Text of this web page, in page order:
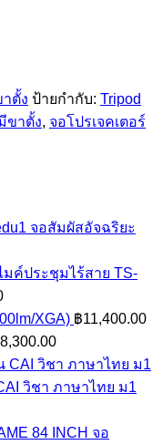
ตั้ง ป้ายกำกับ: Tripod
ขาตั้ง, จอโปรเจคเตอร์
จอสัมผัสอัจฉริยะ
มค์ประชุมไร้สาย TS-
Price
range:
฿22,000.00
through
฿24,000.00
XGA) ฿11,400.00
8,300.00
วิชา ภาษาไทย ม1
จอ